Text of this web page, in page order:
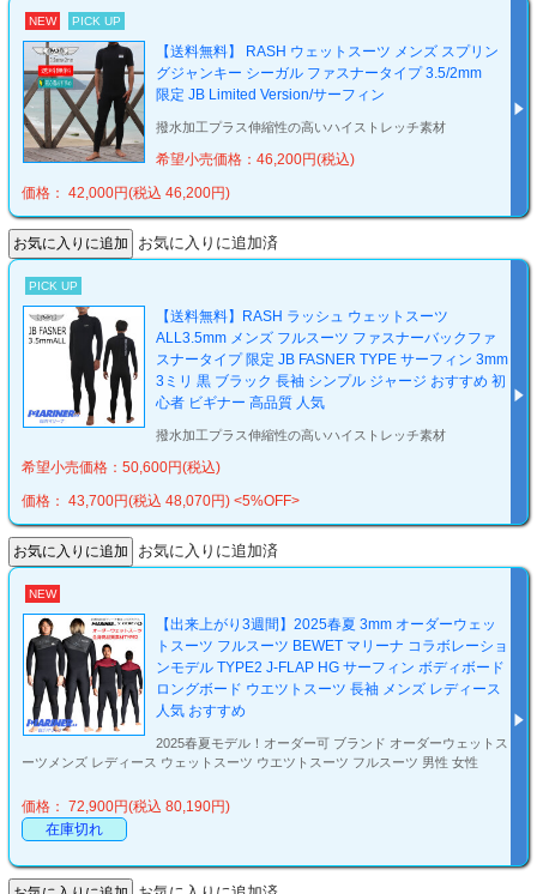
NEW PICK UP
【送料無料】 RASH ウェットスーツ メンズ スプリン
グジャンキー シーガル ファスナータイプ 3.5/2mm
限定 JB Limited Version/サーフィン
撥水加工プラス伸縮性の高いハイストレッチ素材
希望小売価格：46,200円(税込)
価格： 42,000円(税込 46,200円)
お気に入りに追加済
PICK UP
【送料無料】RASH ラッシュ ウェットスーツ
ALL3.5mm メンズ フルスーツ ファスナーバックファ
スナータイプ 限定 JB FASNER TYPE サーフィン 3mm
3ミリ 黒 ブラック 長袖 シンプル ジャージ おすすめ 初
心者 ビギナー 高品質 人気
撥水加工プラス伸縮性の高いハイストレッチ素材
希望小売価格：50,600円(税込)
価格： 43,700円(税込 48,070円) <5%OFF>
お気に入りに追加済
NEW
【出来上がり3週間】2025春夏 3mm オーダーウェッ
トスーツ フルスーツ BEWET マリーナ コラボレーショ
ンモデル TYPE2 J-FLAP HG サーフィン ボディボード
ロングボード ウエツトスーツ 長袖 メンズ レディース
人気 おすすめ
2025春夏モデル！オーダー可 ブランド オーダーウェットス
ーツメンズ レディース ウェットスーツ ウエツトスーツ フルスーツ 男性 女性
価格： 72,900円(税込 80,190円)
在庫切れ